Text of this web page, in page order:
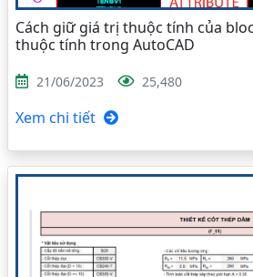
Cách giữ giá trị thuộc tính của
thuộc tính trong AutoCAD
21/06/2023 25,480
Xem chi tiết